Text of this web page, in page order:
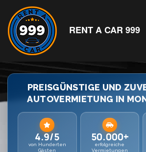
RENT A CAR 999
PREISGÜNSTIGE UND
AUTOVERMIETUNG IN
4.9/5
von Hunderten
Gästen
50.000+
erfolgreiche
Vermietungen